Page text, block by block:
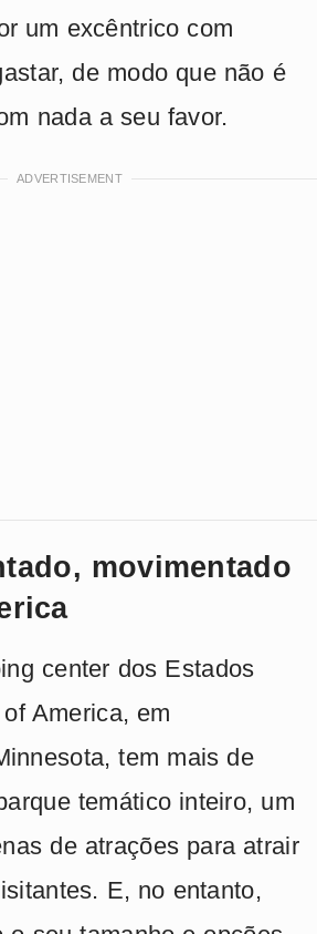
um excêntrico com
de modo que não é
nada a seu favor.
movimentado
center dos Estados
America, em
tem mais de
temático inteiro, um
de atrações para atrair
E, no entanto,